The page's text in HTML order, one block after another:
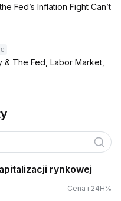
Fed’s Inflation Fight Can’t
The Fed, Labor Market,
rynkowej
Cena i 24H%